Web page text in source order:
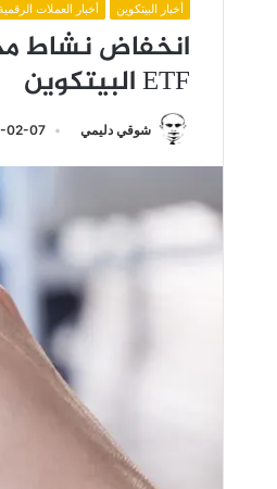
أخبار البيتكوين أخبار العملات
انخفاض نشاط
ETF البيتكوين
شوقي دليمي 02-07